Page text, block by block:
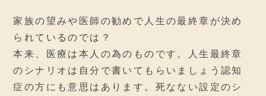
家族の望みや医師の勧めで人生の最終章が決め
られているのでは？
本来、医療は本人の為のものです。人生最終章
のシナリオは自分で書いてもらいましょう認知
症の方にも意思はあります。死なない設定のシ